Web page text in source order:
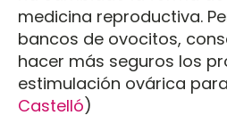
medicina reproductiva.
bancos de ovocitos,
hacer más seguros los
estimulación ovárica
Castelló)